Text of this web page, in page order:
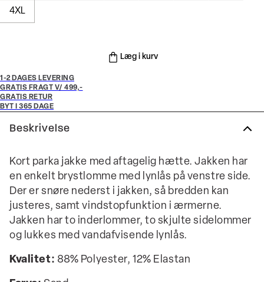
4XL
Læg i kurv
1-2 DAGES LEVERING
GRATIS FRAGT V/ 499,-
GRATIS RETUR
BYT I 365 DAGE
Beskrivelse
Kort parka jakke med aftagelig hætte. Jakken har
en enkelt brystlomme med lynlås på venstre side.
Der er snøre nederst i jakken, så bredden kan
justeres, samt vindstopfunktion i ærmerne.
Jakken har to inderlommer, to skjulte sidelommer
og lukkes med vandafvisende lynlås.
Kvalitet: 88% Polyester, 12% Elastan